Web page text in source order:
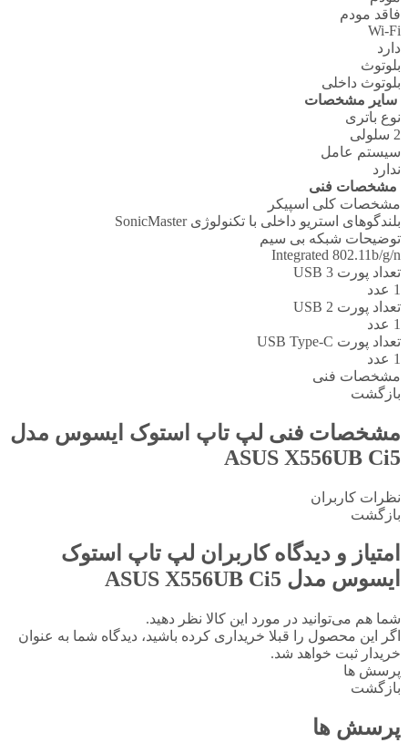
فاقد مودم
Wi-Fi
دارد
بلوتوث
بلوتوث داخلی
سایر مشخصات
نوع باتری
2 سلولی
سیستم عامل
ندارد
مشخصات فنی
مشخصات کلی اسپیکر
بلندگوهای استریو داخلی با تکنولوژی SonicMaster
توضیحات شبکه بی سیم
Integrated 802.11b/g/n
تعداد پورت USB 3
1 عدد
تعداد پورت USB 2
1 عدد
تعداد پورت USB Type-C
1 عدد
مشخصات فنی
بازگشت
مشخصات فنی لپ تاپ استوک ایسوس مدل
ASUS X556UB Ci5
نظرات کاربران
بازگشت
امتیاز و دیدگاه کاربران لپ تاپ استوک
ایسوس مدل ASUS X556UB Ci5
شما هم می‌توانید در مورد این کالا نظر دهید.
اگر این محصول را قبلا خریداری کرده باشید، دیدگاه شما به عنوان
خریدار ثبت خواهد شد.
پرسش ها
بازگشت
پرسش ها